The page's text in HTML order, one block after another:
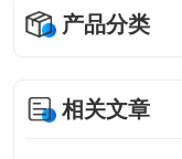
产品分类
相关文章